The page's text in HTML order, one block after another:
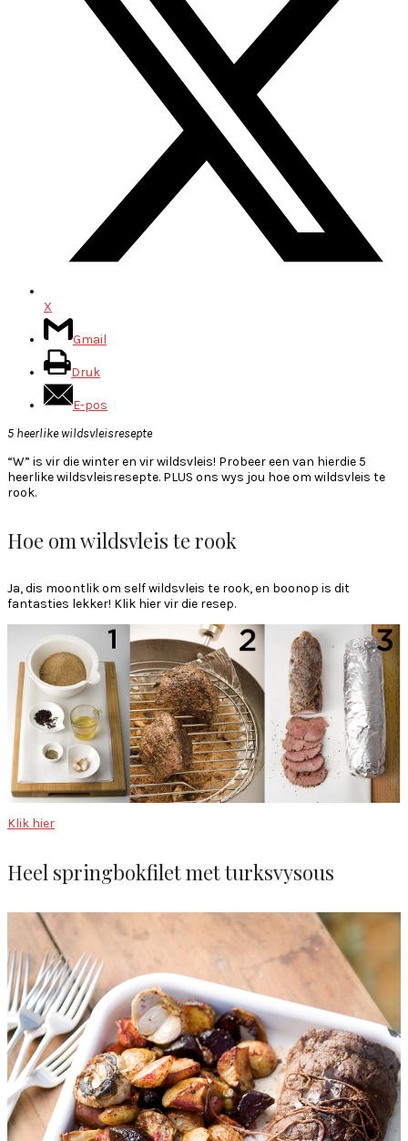
X
Gmail
Druk
E-pos
5 heerlike wildsvleisresepte
“W” is vir die winter en vir wildsvleis! Probeer een van hierdie 5
heerlike wildsvleisresepte. PLUS ons wys jou hoe om wildsvleis te
rook.
Hoe om wildsvleis te rook
Ja, dis moontlik om self wildsvleis te rook, en boonop is dit
fantasties lekker! Klik hier vir die resep.
Klik hier
Heel springbokfilet met turksvysous